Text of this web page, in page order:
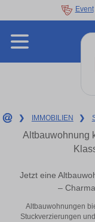
Event
❯ IMMOBILIEN ❯
Altbauwohnung
Jetzt eine
–
Altbauwohnungen
Stuckverzierungen